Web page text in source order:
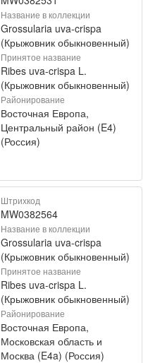
Название в коллекции
Grossularia uva-crispa
(Крыжовник обыкновенный)
Принятое название
Ribes uva-crispa L.
(Крыжовник обыкновенный)
Районирование
Восточная Европа,
Центральный район (E4)
(Россия)
Штрихкод
MW0382564
Название в коллекции
Grossularia uva-crispa
(Крыжовник обыкновенный)
Принятое название
Ribes uva-crispa L.
(Крыжовник обыкновенный)
Районирование
Восточная Европа,
Московская область и
Москва (E4a) (Россия)